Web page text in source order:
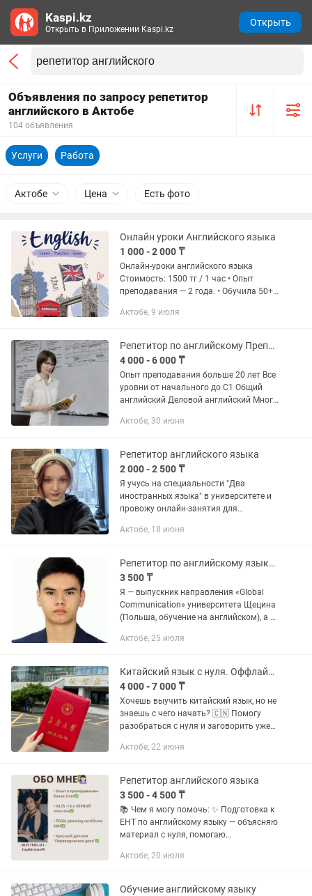
Объявления по запросу репетитор
английского в Актобе
104 объявления
Услуги Работа
Актобе Цена Есть фото
Онлайн уроки Английского языка
1 000 - 2 000 ₸
Онлайн-уроки английского языка
Стоимость: 1500 тг / 1 час • Опыт
преподавания — 2 года. • Обучила 50+
уровень английского до B2. •
Актобе, 9 июля
Репетитор по английскому Преподаватель английского Английский язык
4 000 - 6 000 ₸
Опыт преподавания больше 20 лет Все
уровни от начального до С1 Общий
английский Деловой английский Много
объясняю легко и понятно Для
Актобе, 30 июня
Репетитор английского языка
2 000 - 2 500 ₸
Я учусь на специальности "Два
иностранных языка" в университете и
провожу онлайн-занятия для
занятиях: - индивидуальный подход к
Актобе, 18 июня
Репетитор по английскому языку /Подготовка к IELTS / Онлайн
3 500 ₸
Я — выпускник направления «Global
Communication» университета Щецина
(Польша, обучение на английском), а с
University of Vienna — тоже полностью
Актобе, 25 июля
Китайский язык с нуля. Оффлайн в Актобе. Выезд на дом
4 000 - 7 000 ₸
Хочешь выучить китайский язык, но не
знаешь с чего начать? 🇨🇳 Помогу
разобраться с нуля и заговорить уже
занятия офлайн в городе Актобе: — у
Актобе, 22 июня
Репетитор английского языка
3 500 - 4 500 ₸
📚 Чем я могу помочь: ✨ Подготовка к
ЕНТ по английскому языку — объясняю
материал с нуля, помогаю
тестовых заданиях ✨ Повышение
Актобе, 20 июля
Обучение английскому языку
Kaspi.kz
Открыть в Приложении Kaspi.kz
Открыть